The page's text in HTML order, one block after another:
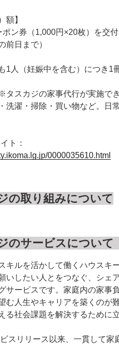
額】
ポン券（1,000円×20枚）を交
前日まで）
1人（妊娠中を含む）につき1
タスカジの家事代行が実施で
洗濯・掃除・買い物など。日
ト：
0000035610.html
の取り組みについて
のサービスについて
キルを活かして働くハウスキ
いしたい人とをつなぐ、シェ
サービスです。家庭内の家事
む人生やキャリアを築くのが
る社会課題を解決するために
スリリース以来、一貫して家